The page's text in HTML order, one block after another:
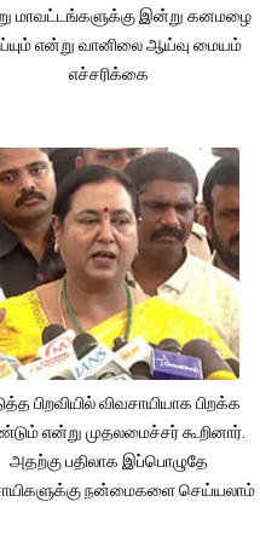
மாவட்டங்களுக்கு இன்று கனமழை
என்று வானிலை ஆய்வு மையம்
எச்சரிக்கை
பிறவியில் விவசாயியாக பிறக்க
என்று முதலமைச்சர் கூறினார்.
அதற்கு பதிலாக இப்பொழுதே
நன்மைகளை செய்யலாம்